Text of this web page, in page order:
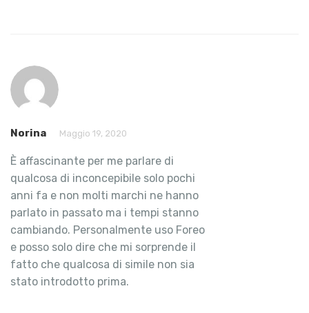
Norina Maggio 19, 2020
È affascinante per me parlare di
qualcosa di inconcepibile solo pochi
anni fa e non molti marchi ne hanno
parlato in passato ma i tempi stanno
cambiando. Personalmente uso Foreo
e posso solo dire che mi sorprende il
fatto che qualcosa di simile non sia
stato introdotto prima.